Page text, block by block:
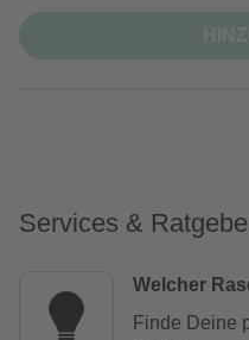
Services &
Welcher
Finde Deine